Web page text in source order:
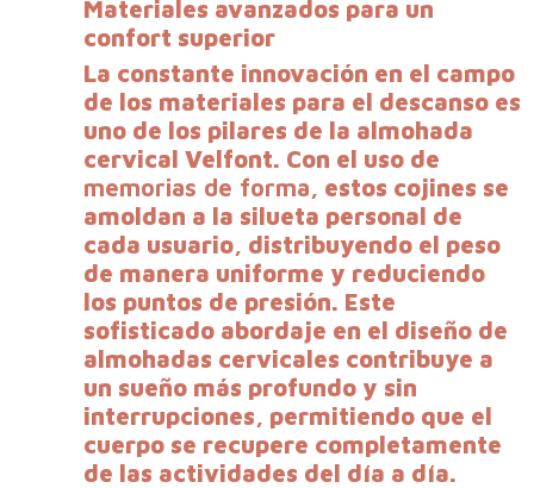
Materiales avanzados para un
confort superior
La constante innovación en el campo
de los materiales para el descanso es
uno de los pilares de la almohada
cervical Velfont. Con el uso de
memorias de forma, estos cojines se
amoldan a la silueta personal de
cada usuario, distribuyendo el peso
de manera uniforme y reduciendo
los puntos de presión. Este
sofisticado abordaje en el diseño de
almohadas cervicales contribuye a
un sueño más profundo y sin
interrupciones, permitiendo que el
cuerpo se recupere completamente
de las actividades del día a día.